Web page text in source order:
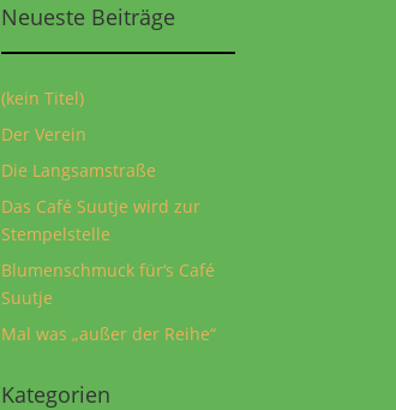
Neueste Beiträge
(kein Titel)
Der Verein
Die Langsamstraße
Das Café Suutje wird zur
Stempelstelle
Blumenschmuck für‘s Café
Suutje
Mal was „außer der Reihe“
Kategorien